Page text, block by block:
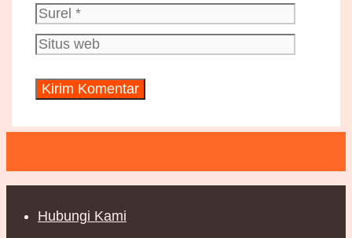
Hubungi Kami